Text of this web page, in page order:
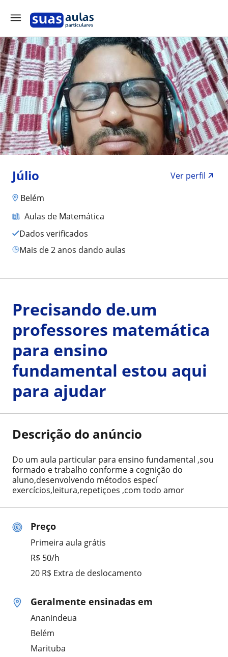
Júlio
Ver perfil
Belém
Aulas de Matemática
Dados verificados
mais de 2 anos dando aulas
Preço
Primeira aula grátis
R$ 50/h
20 R$ Extra de deslocamento
Geralmente ensinadas em
Ananindeua
Belém
Marituba
Precisando de.um
professores matemática
para ensino
fundamental estou aqui
para ajudar
Descrição do anúncio
Do um aula particular para ensino fundamental ,sou
formado e trabalho conforme a cognição do
aluno,desenvolvendo métodos especí
exercícios,leitura,repetiçoes ,com todo amor